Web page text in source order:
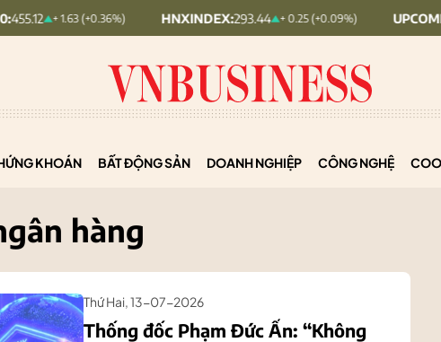
+ 1.63 (+0.36%) HNXINDEX: 293.44 + 0.25 (+0.09%) UPCOMINDEX:126.99
KHOÁN BẤT ĐỘNG SẢN DOANH NGHIỆP CÔNG NGHỆ
hàng
Thứ Hai, 13-07-2026
Thống đốc Phạm Đức Ấn: “Không